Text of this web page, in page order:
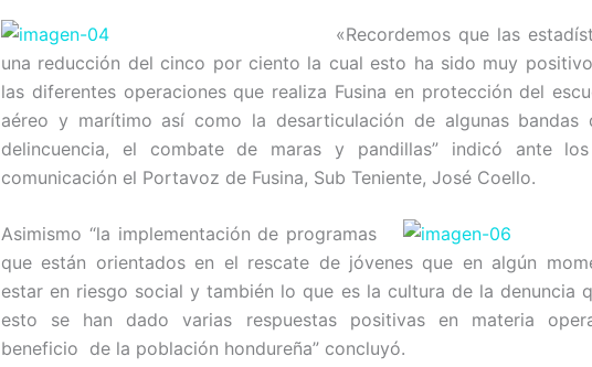
«Recordemos que las
una reducción del cinco por ciento la cual esto ha sido muy
las diferentes operaciones que realiza Fusina en protección del
aéreo y marítimo así como la desarticulación de algunas bandas
delincuencia, el combate de maras y pandillas” indicó ante
comunicación el Portavoz de Fusina, Sub Teniente, José Coello.
Asimismo “la implementación de programas
que están orientados en el rescate de jóvenes que en algún
estar en riesgo social y también lo que es la cultura de la denuncia
esto se han dado varias respuestas positivas en materia
beneficio de la población hondureña” concluyó.